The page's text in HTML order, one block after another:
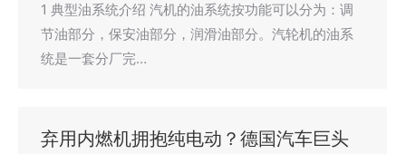
1 典型油系统介绍 汽机的油系统按功能可以分为：调
节油部分，保安油部分，润滑油部分。汽轮机的油系
统是一套分厂完…
弃用内燃机拥抱纯电动？德国汽车巨头